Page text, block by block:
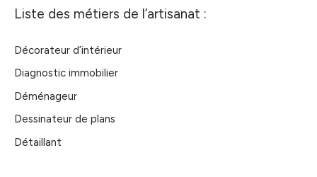
Liste des métiers de l’artisanat :
Décorateur d’intérieur
Diagnostic immobilier
Déménageur
Dessinateur de plans
Détaillant